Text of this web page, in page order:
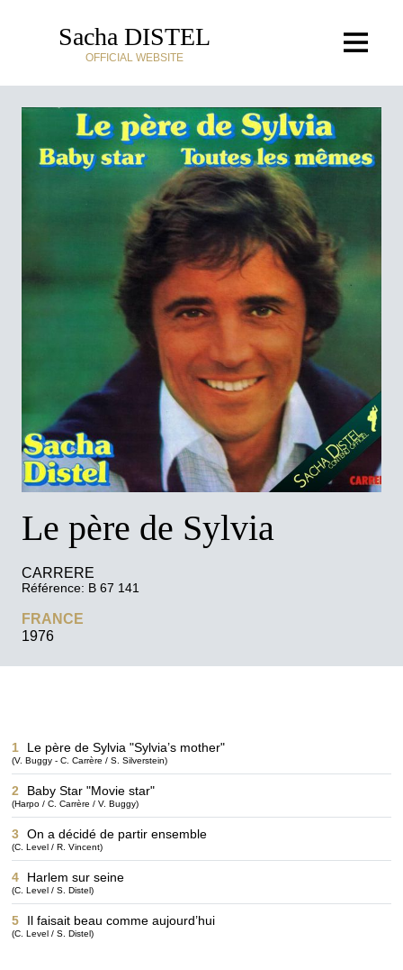
Sacha DISTEL
OFFICIAL WEBSITE
HOME
DISCOGRAPHY
BIOGRAPHY
JAZZMAN
SINGER
ENTERTAINER
TELEVISION PERSONALITY
FRENCH VERSION
FACEBOOK
YOUTUBE
Le père de Sylvia
CARRERE
Référence: B 67 141
FRANCE
1976
1 Le père de Sylvia "Sylvia’s mother"
(V. Buggy - C. Carrère / S. Silverstein)
2 Baby Star "Movie star"
(Harpo / C. Carrère / V. Buggy)
3 On a décidé de partir ensemble
(C. Level / R. Vincent)
4 Harlem sur seine
(C. Level / S. Distel)
5 Il faisait beau comme aujourd’hui
(C. Level / S. Distel)